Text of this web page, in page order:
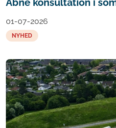
01-07-2026
NYHED